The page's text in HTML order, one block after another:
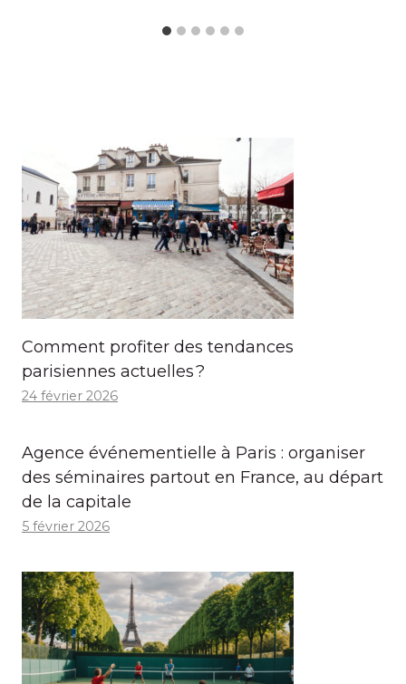
Comment profiter des tendances
parisiennes actuelles ?
24 février 2026
Agence événementielle à Paris : organiser
des séminaires partout en France, au départ
de la capitale
5 février 2026